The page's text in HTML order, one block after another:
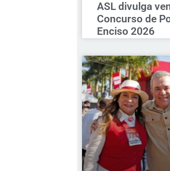
ASL divulga
Concurso de
Enciso 2026